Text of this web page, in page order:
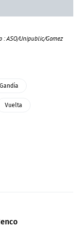
: ASO/Unipublic/Gomez
Gandia
Vuelta